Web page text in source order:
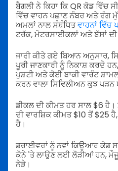
ਬੈਗਲੀ ਨੇ ਕਿਹਾ ਕਿ QR ਕੋਡ ਵਿੱਚ
ਵਿੱਚ ਵਾਹਨ ਪਛਾਣ ਨੰਬਰ ਅਤੇ ਰੰਗ
ਅਮਲਾਂ ਨਾਲ ਸੰਬੰਧਿਤਵਾਹਨਾਂ ਵਿੱਚ
ਟਰੱਕ, ਮੋਟਰਸਾਈਕਲਾਂ ਅਤੇ ਬੱਸਾਂ ਦੀ
ਜਾਰੀ ਕੀਤੇ ਗਏ ਬਿਆਨ ਅਨੁਸਾਰ,
ਪੂਰੀ ਜਾਣਕਾਰੀ ਨੂੰ ਨਿਕਾਸ਼ ਕਰਦੇ
ਪੁਸ਼ਟੀ ਅਤੇ ਕੋਈ ਬਾਕੀ ਵਾਰੰਟ
ਕਰਨ ਵਾਲਾ ਸਿਵਿਲੀਅਨ ਕੁਝ ਪੜਨ
ਡੀਕਲ ਦੀ ਕੀਮਤ ਹਰ ਸਾਲ $6
ਦੀ ਵਾਰਸ਼ਿਕ ਕੀਮਤ $10 ਤੋਂ $25
ਹੈ।
ਡਰਾਈਵਰਾਂ ਨੂੰ ਨਵਾਂ ਕਿਊਆਰ ਕੋਡ
ਕੋਨੇ 'ਤੇ ਲਾਉਣ ਲਈ ਲੋੜੀਆਂ ਹਨ,
ਨੇੜੇ।